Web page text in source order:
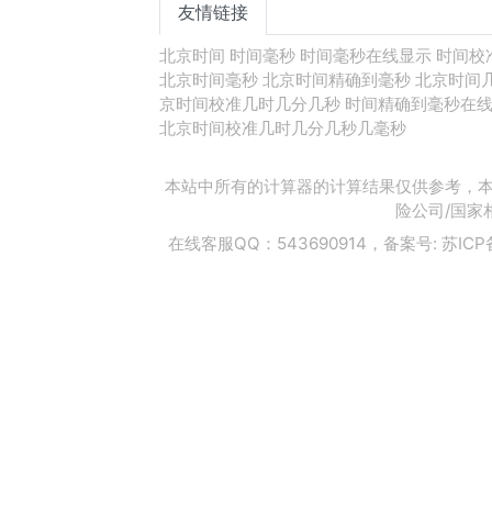
友情链接
北京时间 时间毫秒 时间毫秒在线显示 时间校
北京时间毫秒 北京时间精确到毫秒 北京时间
京时间校准几时几分几秒 时间精确到毫秒在
北京时间校准几时几分几秒几毫秒
本站中所有的计算器的计算结果仅供参考，
险公司/国家
在线客服QQ：543690914，备案号: 苏ICP